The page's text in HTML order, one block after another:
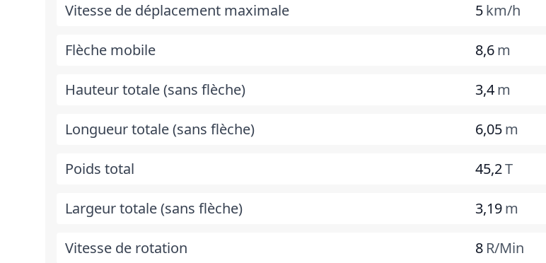
Vitesse de déplacement maximale 5km/h
Flèche mobile 8,6m
Hauteur totale (sans flèche) 3,4m
Longueur totale (sans flèche) 6,05m
Poids total 45,2T
Largeur totale (sans flèche) 3,19m
Vitesse de rotation 8 R/Min